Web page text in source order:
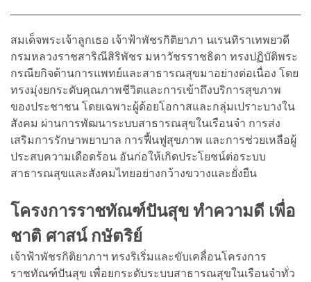
สมเด็จพระเจ้าลูกเธอ เจ้าฟ้าพัชรกิติยาภา นเรนทิราเทพยวดี
กรมหลวงราชสาริณีสิริพัชร มหาวัชรราชธิดา ทรงปฏิบัติพระ
กรณียกิจด้านการแพทย์และสาธารณสุขมาอย่างต่อเนื่อง โดย
ทรงมุ่งยกระดับคุณภาพชีวิตและการเข้าถึงบริการสุขภาพ
ของประชาชน โดยเฉพาะผู้ด้อยโอกาสและกลุ่มเปราะบางใน
สังคม ผ่านการพัฒนาระบบสาธารณสุขในเรือนจำ การส่ง
เสริมการรักษาพยาบาล การฟื้นฟูสุขภาพ และการช่วยเหลือผู้
ประสบความเดือดร้อน อันก่อให้เกิดประโยชน์ต่อระบบ
สาธารณสุขและสังคมไทยอย่างกว้างขวางและยั่งยืน
โครงการราชทัณฑ์ปันสุข ทำความดี เพื่อ
ชาติ ศาสน์ กษัตริย์
เจ้าฟ้าพัชรกิติยาภาฯ ทรงริเริ่มและขับเคลื่อนโครงการ
ราชทัณฑ์ปันสุข เพื่อยกระดับระบบสาธารณสุขในเรือนจำทั่ว